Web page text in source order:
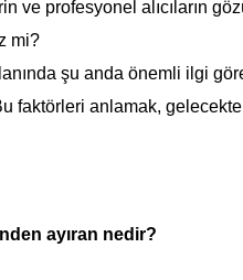
ve profesyonel alıcıların
mi?
şu anda önemli ilgi
faktörleri anlamak,
ayıran nedir?